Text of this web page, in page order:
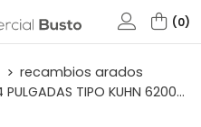
0
recambios arados
REJA CON PICO IZQUIERDA 14 PULGADAS TIPO KUHN 620089